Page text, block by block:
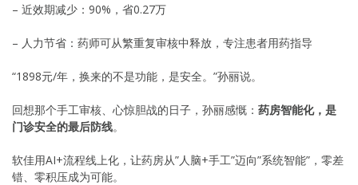
– 近效期减少：90%，省0.27万
– 人力节省：药师可从繁重复审核中释放，专注患者用药指导
“1898元/年，换来的不是功能，是安全。”孙丽说。
回想那个手工审核、心惊胆战的日子，孙丽感慨： 药房智能化，是
门诊安全的最后防线。
软佳用AI+流程线上化，让药房从”人脑+手工”迈向”系统智能”，零差
错、零积压成为可能。